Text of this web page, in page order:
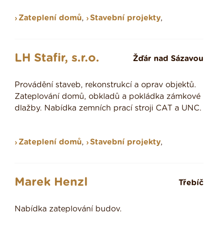
Zateplení domů, Stavební projekty,
LH Stafir, s.r.o. Žďár nad Sázavou
Provádění staveb, rekonstrukcí a oprav objektů.
Zateplování domů, obkladů a pokládka zámkové
dlažby. Nabídka zemních prací stroji CAT a UNC.
Zateplení domů, Stavební projekty,
Marek Henzl Třebíč
Nabídka zateplování budov.